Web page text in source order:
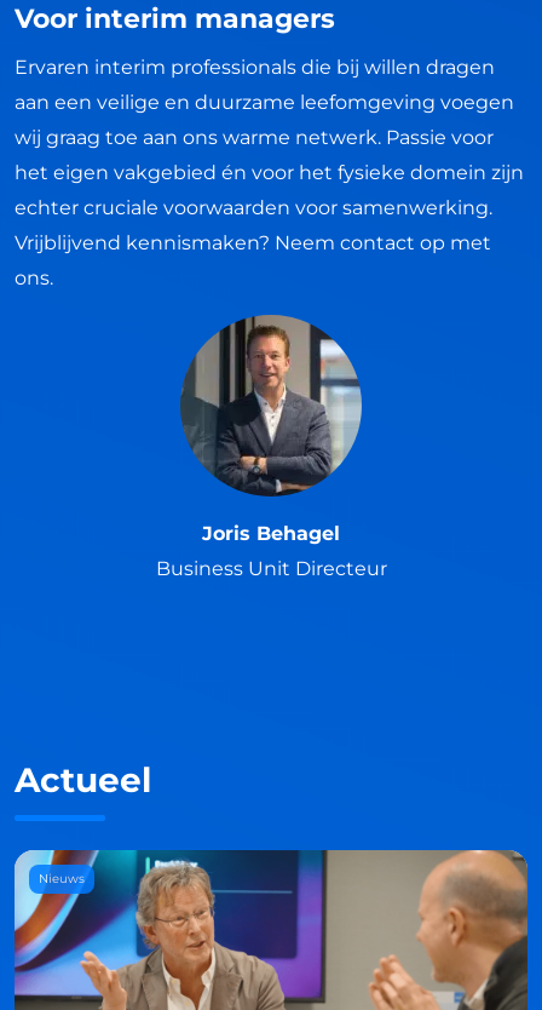
Voor interim managers
Ervaren interim professionals die bij willen dragen
aan een veilige en duurzame leefomgeving voegen
wij graag toe aan ons warme netwerk. Passie voor
het eigen vakgebied én voor het fysieke domein zijn
echter cruciale voorwaarden voor samenwerking.
Vrijblijvend kennismaken? Neem contact op met
ons.
Joris Behagel
Business Unit Directeur
Actueel
Nieuws